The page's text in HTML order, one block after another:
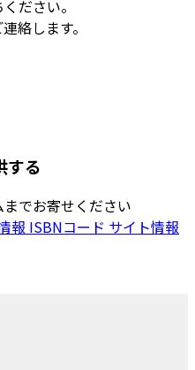
ださい。
絡します。
する
でお寄せください
報 ISBNコード サイト情報